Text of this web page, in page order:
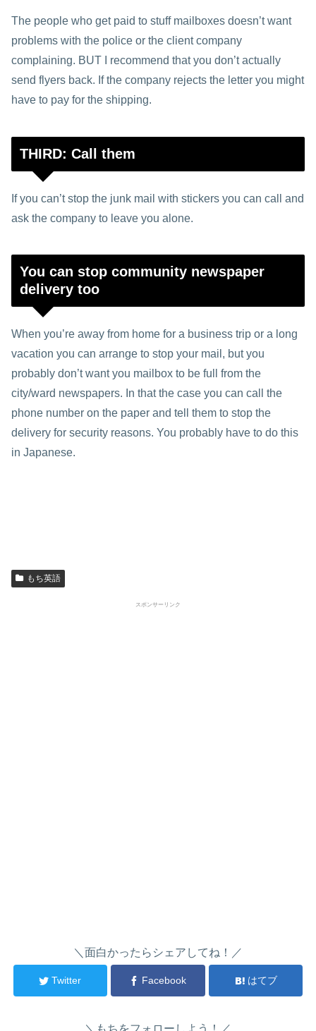
The people who get paid to stuff mailboxes doesn’t want
problems with the police or the client company
complaining. BUT I recommend that you don’t actually
send flyers back. If the company rejects the letter you might
have to pay for the shipping.
THIRD: Call them
If you can’t stop the junk mail with stickers you can call and
ask the company to leave you alone.
You can stop community newspaper
delivery too
When you’re away from home for a business trip or a long
vacation you can arrange to stop your mail, but you
probably don’t want you mailbox to be full from the
city/ward newspapers. In that the case you can call the
phone number on the paper and tell them to stop the
delivery for security reasons. You probably have to do this
in Japanese.
もち英語
スポンサーリンク
＼面白かったらシェアしてね！／
Twitter Facebook はてブ